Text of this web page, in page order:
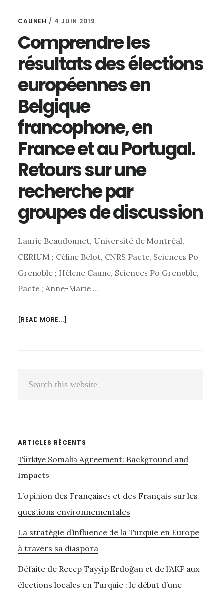
CAUNEH / 4 JUIN 2019
Comprendre les
résultats des élections
européennes en
Belgique
francophone, en
France et au Portugal.
Retours sur une
recherche par
groupes de discussion
Laurie Beaudonnet, Université de Montréal,
CERIUM ; Céline Belot, CNRS Pacte, Sciences Po
Grenoble ; Hélène Caune, Sciences Po Grenoble,
Pacte ; Anne-Marie …
[READ MORE...]
ET
RETOURS
SUR
RECHERCHE
PAR
DE
DISCUSSION
Primary
ARTICLES RÉCENTS
Türkiye Somalia Agreement: Background and
Impacts
L’opinion des Françaises et des Français sur les
questions environnementales
La stratégie d’influence de la Turquie en Europe
à travers sa diaspora
Défaite de Recep Tayyip Erdoğan et de l’AKP aux
élections locales en Turquie : le début d’une